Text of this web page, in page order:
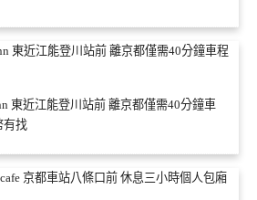
東近江能登川站前 離京都僅需40分鐘車
有找